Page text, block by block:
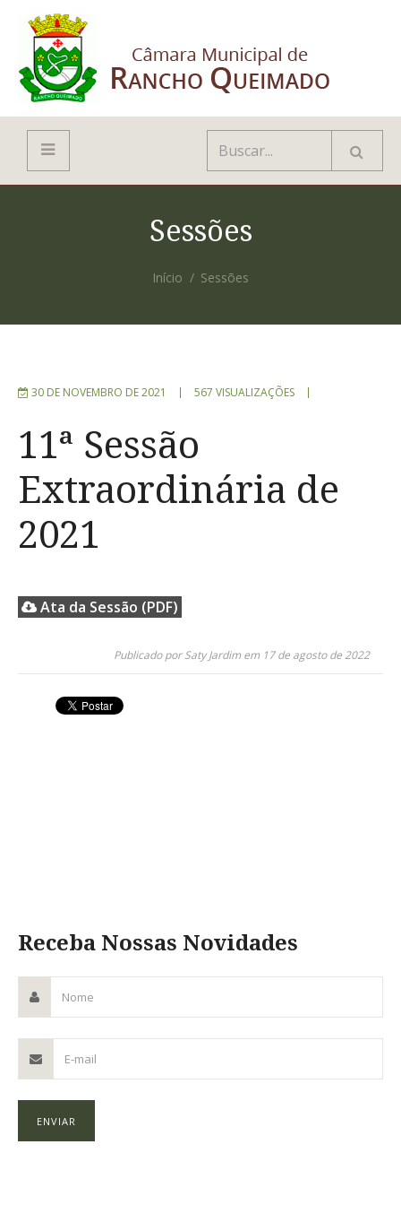
Sessões
Início Sessões
30 DE NOVEMBRO DE 2021 567 VISUALIZAÇÕES
11ª Sessão
Extraordinária de
2021
Ata da Sessão (PDF)
Publicado por Saty Jardim em 17 de agosto de 2022
Receba Nossas Novidades